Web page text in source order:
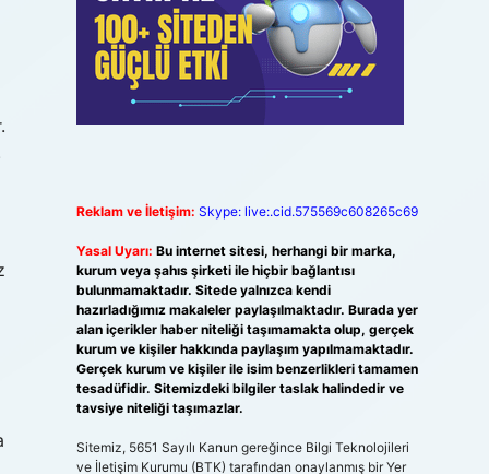
Reklam ve İletişim: Skype: live:.cid.575569c608265c69
Yasal Uyarı: Bu internet sitesi, herhangi bir marka,
kurum veya şahıs şirketi ile hiçbir bağlantısı
bulunmamaktadır. Sitede yalnızca kendi
hazırladığımız makaleler paylaşılmaktadır. Burada yer
alan içerikler haber niteliği taşımamakta olup, gerçek
kurum ve kişiler hakkında paylaşım yapılmamaktadır.
Gerçek kurum ve kişiler ile isim benzerlikleri tamamen
tesadüfidir. Sitemizdeki bilgiler taslak halindedir ve
tavsiye niteliği taşımazlar.
Sitemiz, 5651 Sayılı Kanun gereğince Bilgi Teknolojileri
ve İletişim Kurumu (BTK) tarafından onaylanmış bir Yer